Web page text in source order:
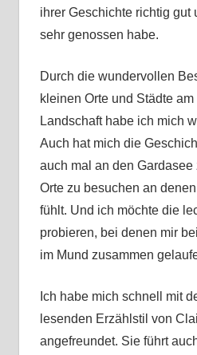
ihrer Geschichte richtig gut
sehr genossen habe.
Durch die wundervollen
kleinen Orte und Städte
Landschaft habe ich mich
Auch hat mich die
auch mal an den
Orte zu besuchen an
fühlt. Und ich möchte die
probieren, bei denen mir
im Mund zusammen
Ich habe mich schnell mit
lesenden Erzählstil von
angefreundet. Sie führt